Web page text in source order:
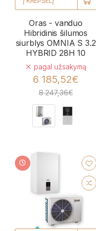
Oras - vanduo
Hibridinis šilumos
siurblys OMNIA S 3.2
HYBRID 28H 10
pagal užsakymą
6 185,52€
8 247,36€